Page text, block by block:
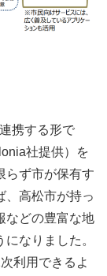
携する形で
社提供）を
らず市が保有す
高松市が持っ
などの豊富な地
なりました。
利用できるよ